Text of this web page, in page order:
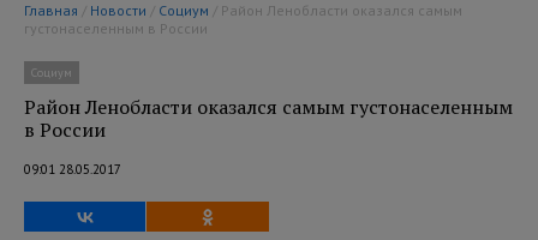
Главная / Новости / Социум
густонаселенным в России
Социум
Район Ленобласти оказался самым густонаселенным
в России
09:01 28.05.2017